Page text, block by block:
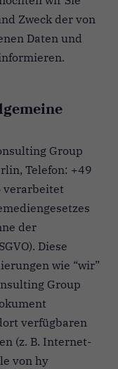
Zweck der von
Daten und
Group
Telefon: +49
verarbeitet
der
Diese
wie “wir”
Group
verfügbaren
(z. B. Internet-
von hy